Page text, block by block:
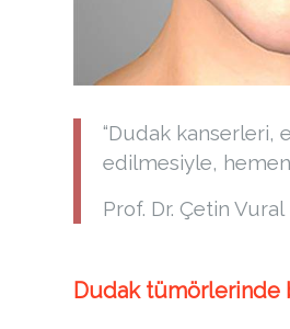
“Dudak kanserleri,
edilmesiyle, hemen
Prof. Dr. Çetin Vural
Dudak tümörlerinde